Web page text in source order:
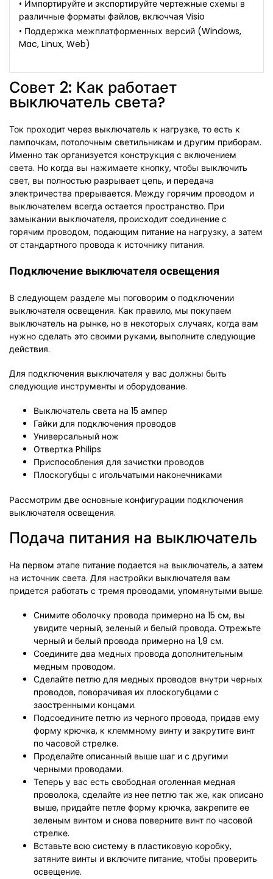
• Импортируйте и экспортируйте чертежные схемы в
различные форматы файлов, включчая Visio
• Поддержка межплатформенных версий (Windows,
Mac, Linux, Web)
Совет 2: Как работает
выключатель света?
Ток проходит через выключатель к нагрузке, то есть к
лампочкам, потолочным светильникам и другим приборам.
Именно так организуется конструкция с включением
света. Но когда вы нажимаете кнопку, чтобы выключить
свет, вы полностью разрывает цепь, и передача
электричества прерывается. Между горячим проводом и
выключателем всегда остается пространство. При
замыкании выключателя, происходит соединение с
горячим проводом, подающим питание на нагрузку, а затем
от стандартного провода к источнику питания.
Подключение выключателя освещения
В следующем разделе мы поговорим о подключении
выключателя освещения. Как правило, мы покупаем
выключатель на рынке, но в некоторых случаях, когда вам
нужно сделать это своими руками, выполните следующие
действия.
Для подключения выключателя у вас должны быть
следующие инструменты и оборудование.
Выключатель света на 15 ампер
Гайки для подключения проводов
Универсальный нож
Отвертка Philips
Приспособления для зачистки проводов
Плоскогубцы с игольчатыми наконечниками
Рассмотрим две основные конфигурации подключения
выключателя освещения.
Подача питания на выключатель
На первом этапе питание подается на выключатель, а затем
на источник света. Для настройки выключателя вам
придется работать с тремя проводами, упомянутыми выше.
Снимите оболочку провода примерно на 15 см, вы
увидите черный, зеленый и белый провода. Отрежьте
черный и белый провода примерно на 1,9 см.
Соедините два медных провода дополнительным
медным проводом.
Сделайте петлю для медных проводов внутри черных
проводов, поворачивая их плоскогубцами с
заостренными концами.
Подсоедините петлю из черного провода, придав ему
форму крючка, к клеммному винту и закрутите винт
по часовой стрелке.
Проделайте описанный выше шаг и с другими
черными проводами.
Теперь у вас есть свободная оголенная медная
проволока, сделайте из нее петлю так же, как описано
выше, придайте петле форму крючка, закрепите ее
зеленым винтом и снова поверните винт по часовой
стрелке.
Вставьте всю систему в пластиковую коробку,
затяните винты и включите питание, чтобы проверить
освещение.